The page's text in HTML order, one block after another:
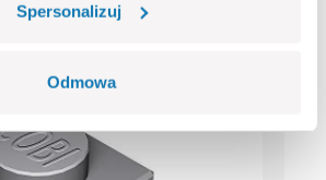
Spersonalizuj
Odmowa